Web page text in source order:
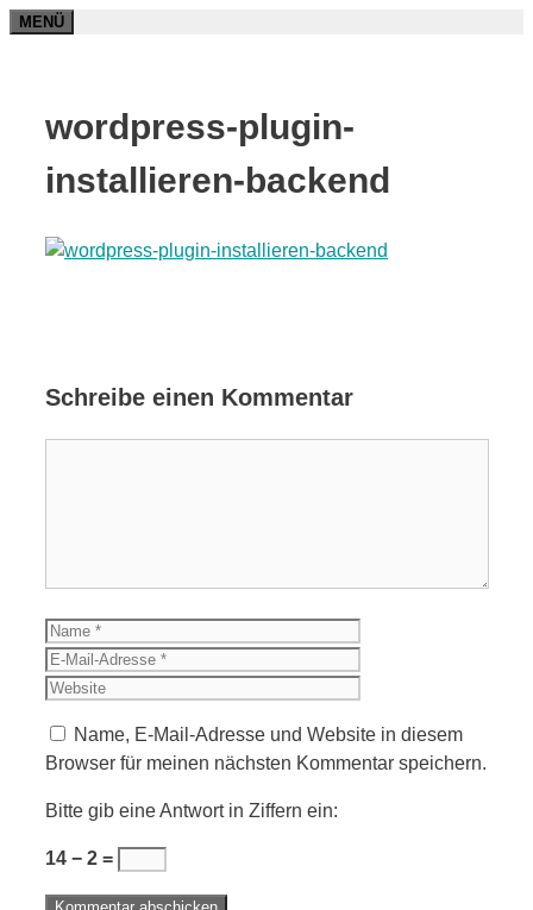
Zum
MENÜ
wordpress-plugin-
installieren-backend
Schreibe einen Kommentar
Name
Name, E-Mail-Adresse und Website in diesem
Browser für meinen nächsten Kommentar speichern.
Bitte gib eine Antwort in Ziffern ein:
14 − 2 =